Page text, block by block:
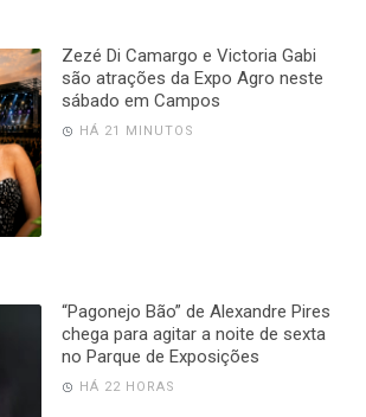
Zezé Di Camargo e Victoria Gabi
são atrações da Expo Agro neste
sábado em Campos
HÁ 21 MINUTOS
“Pagonejo Bão” de Alexandre Pires
chega para agitar a noite de sexta
no Parque de Exposições
HÁ 22 HORAS